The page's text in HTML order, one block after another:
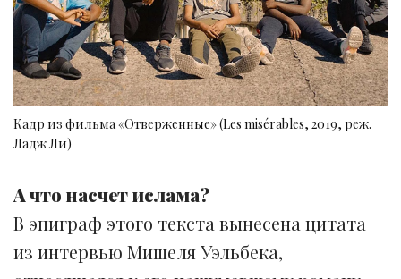
Кадр из фильма «Отверженные» (Les misérables, 2019, реж.
Ладж Ли)
А что насчет ислама?
В эпиграф этого текста вынесена цитата
из интервью Мишеля Уэльбека,